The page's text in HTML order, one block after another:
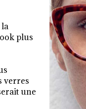
plus
verres
une